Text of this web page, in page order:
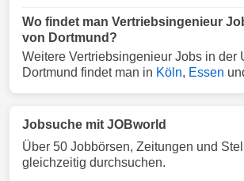
Wo findet man Vertriebsingenieur
von Dortmund?
Weitere Vertriebsingenieur Jobs in der
Dortmund findet man in Köln, Essen
Jobsuche mit JOBworld
Über 50 Jobbörsen, Zeitungen und
gleichzeitig durchsuchen.